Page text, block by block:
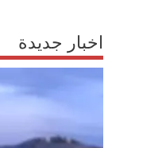
اخبار جديدة